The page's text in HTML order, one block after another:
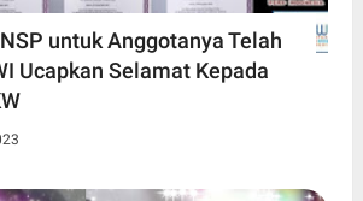
untuk Anggotanya Telah
Ucapkan Selamat Kepada